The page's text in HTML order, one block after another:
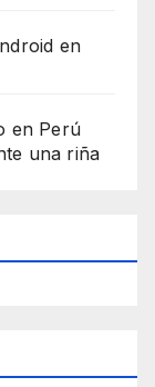
en
en Perú
una riña